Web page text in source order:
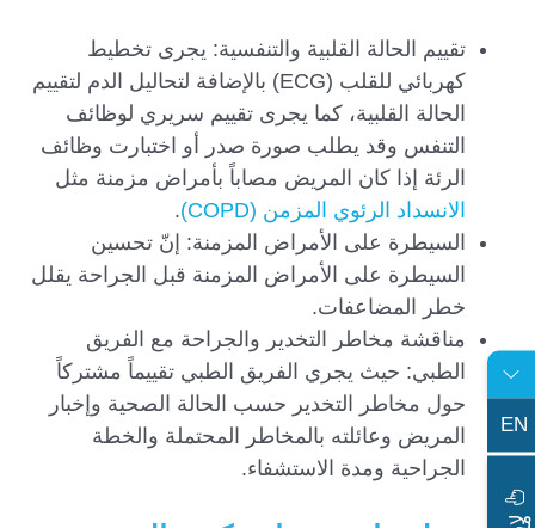
تقييم الحالة القلبية والتنفسية: يجرى تخطيط
كهربائي للقلب (ECG) بالإضافة لتحاليل الدم لتقييم
الحالة القلبية، كما يجرى تقييم سريري لوظائف
التنفس وقد يطلب صورة صدر أو اختبارت وظائف
الرئة إذا كان المريض مصاباً بأمراض مزمنة مثل
الانسداد الرئوي المزمن (COPD)
.
السيطرة على الأمراض المزمنة: إنّ تحسين
السيطرة على الأمراض المزمنة قبل الجراحة يقلل
خطر المضاعفات.
مناقشة مخاطر التخدير والجراحة مع الفريق
الطبي: حيث يجري الفريق الطبي تقييماً مشتركاً
حول مخاطر التخدير حسب الحالة الصحية وإخبار
المريض وعائلته بالمخاطر المحتملة والخطة
الجراحية ومدة الاستشفاء.
EN